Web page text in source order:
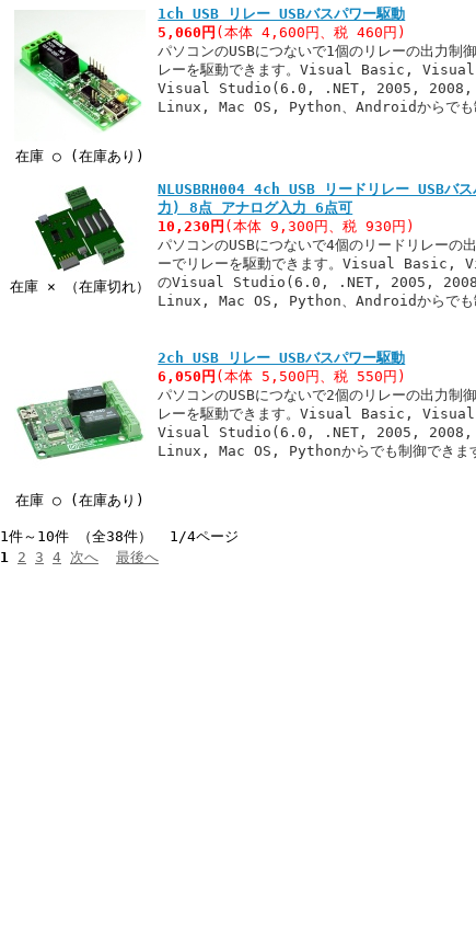
在庫 ○ (在庫あり)
1ch USB リレー USBバスパワー駆動
5,060円 (本体 4,600円、税 460円)
パソコンのUSBにつないで1個のリレーの出力制
レーを駆動できます。Visual Basic,
Visual Studio(6.0, .NET, 2005, 2008,
Linux, Mac OS, Python、Androidからでも制
在庫 × （在庫切れ）
NLUSBRH004 4ch USB リードリレー USBバ
力) 8点 アナログ入力 6点可
10,230円 (本体 9,300円、税 930円)
パソコンのUSBにつないで4個のリードリレーの
ーでリレーを駆動できます。Visual
のVisual Studio(6.0, .NET, 2005, 2008,
Linux, Mac OS, Python、Androidからでも制
在庫 ○ (在庫あり)
2ch USB リレー USBバスパワー駆動
6,050円 (本体 5,500円、税 550円)
パソコンのUSBにつないで2個のリレーの出力制
レーを駆動できます。Visual Basic,
Visual Studio(6.0, .NET, 2005, 2008,
Linux, Mac OS, Pythonからでも制御できま
1件～10件 （全38件） 1/4ページ
1 2 3 4 次へ 最後へ